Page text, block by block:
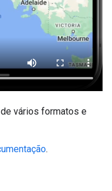
vários formatos e
.